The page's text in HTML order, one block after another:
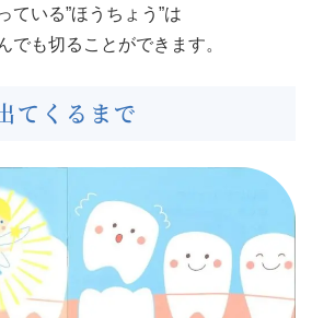
ている”ほうちょう”は
でも切ることができます。
てくるまで